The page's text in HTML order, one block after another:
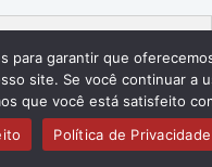
Caio Alexandre (Bahia)0%
(Bahia)0%
para garantir que
site. Se você continuar a
que você está satisfeito
Política de Privacidade